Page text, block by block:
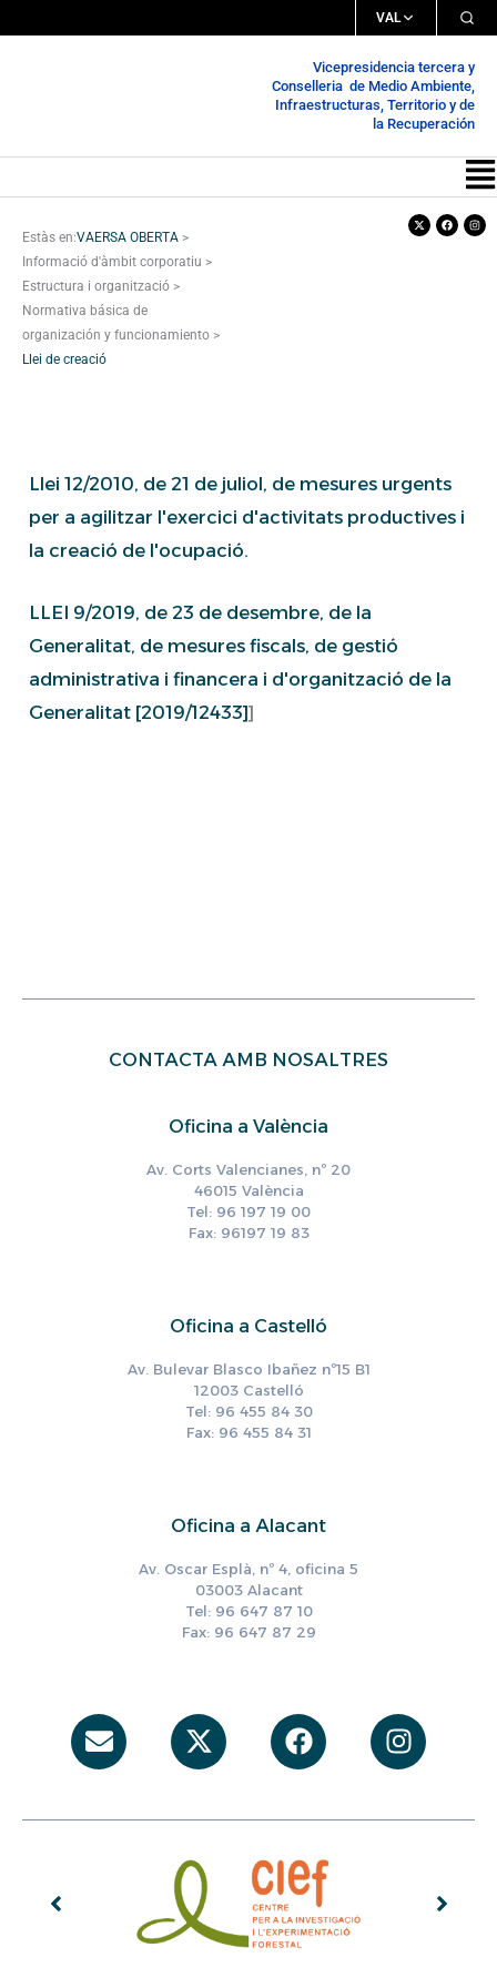
VAL
Vicepresidencia tercera y
Conselleria de Medio Ambiente,
Infraestructuras, Territorio y de
la Recuperación
Estàs en:VAERSA OBERTA >
Informació d'àmbit corporatiu >
Estructura i organització >
Normativa básica de
organización y funcionamiento >
Llei de creació
X-
twitter
Facebook
Llei 12/2010, de 21 de juliol, de mesures urgents
per a agilitzar l'exercici d'activitats productives i
la creació de l'ocupació.
LLEI 9/2019, de 23 de desembre, de la
Generalitat, de mesures fiscals, de gestió
administrativa i financera i d'organització de la
Generalitat [2019/12433]]
CONTACTA AMB NOSALTRES
Oficina a València
Av. Corts Valencianes, nº 20
46015 València
Tel: 96 197 19 00
Fax: 96197 19 83
Oficina a Castelló
Av. Bulevar Blasco Ibañez nº15 B1
12003 Castelló
Tel: 96 455 84 30
Fax: 96 455 84 31
Oficina a Alacant
Av. Oscar Esplà, nº 4, oficina 5
03003 Alacant
Tel: 96 647 87 10
Fax: 96 647 87 29
Envelope
X-
twitter
Facebook